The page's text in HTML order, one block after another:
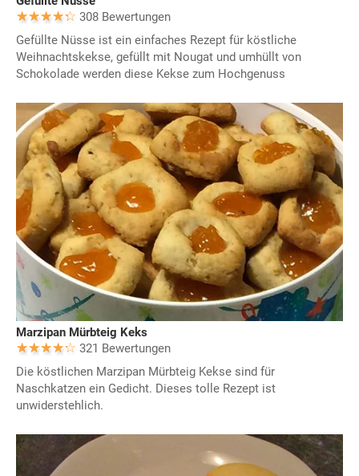
308 Bewertungen
Gefüllte Nüsse ist ein einfaches Rezept für köstliche
Weihnachtskekse, gefüllt mit Nougat und umhüllt von
Schokolade werden diese Kekse zum Hochgenuss
Marzipan Mürbteig Keks
321 Bewertungen
Die köstlichen Marzipan Mürbteig Kekse sind für
Naschkatzen ein Gedicht. Dieses tolle Rezept ist
unwiderstehlich.